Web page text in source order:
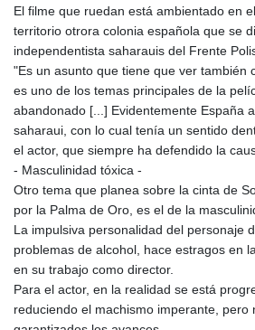
El filme que ruedan está ambientado en
territorio otrora colonia española que se
independentista saharauis del Frente
"Es un asunto que tiene que ver también
es uno de los temas principales de la
abandonado [...] Evidentemente España
saharaui, con lo cual tenía un sentido
el actor, que siempre ha defendido la
- Masculinidad tóxica -
Otro tema que planea sobre la cinta de
por la Palma de Oro, es el de la
La impulsiva personalidad del personaje
problemas de alcohol, hace estragos en
en su trabajo como director.
Para el actor, en la realidad se está
reduciendo el machismo imperante, pero